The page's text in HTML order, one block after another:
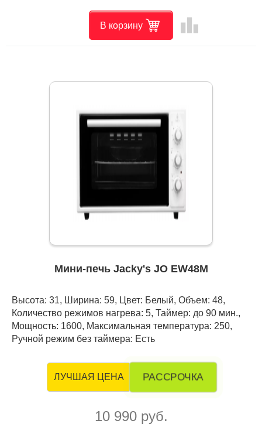
В корзину leaderboard
Мини-печь Jacky's JO EW48M
Высота: 31, Ширина: 59, Цвет: Белый, Объем: 48,
Количество режимов нагрева: 5, Таймер: до 90 мин.,
Мощность: 1600, Максимальная температура: 250,
Ручной режим без таймера: Есть
ЛУЧШАЯ ЦЕНА РАССРОЧКА
10 990 руб.